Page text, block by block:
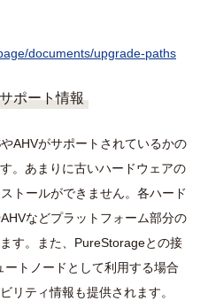
documents/upgrade-paths
ポート情報
AHVがサポートされているかの
。あまりに古いハードウェアの
トールができません。各ハード
などプラットフォーム部分の
す。また、PureStorageとの接
トノードとして利用する場合
リティ情報も提供されます。